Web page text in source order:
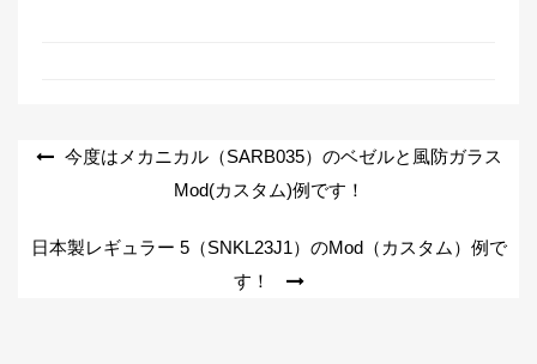
o
k
投
今度はメカニカル（SARB035）のベゼルと風防ガラス
Mod(カスタム)例です！
日本製レギュラー 5（SNKL23J1）のMod（カスタム）例で
す！